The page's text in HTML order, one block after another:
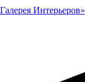
Интерьеров»‎